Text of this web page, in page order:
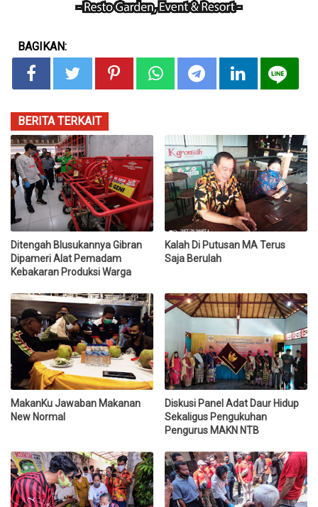
BAGIKAN:
BERITA TERKAIT
Ditengah Blusukannya Gibran
Dipameri Alat Pemadam
Kebakaran Produksi Warga
Kalah Di Putusan MA Terus
Saja Berulah
MakanKu Jawaban Makanan
New Normal
Diskusi Panel Adat Daur Hidup
Sekaligus Pengukuhan
Pengurus MAKN NTB